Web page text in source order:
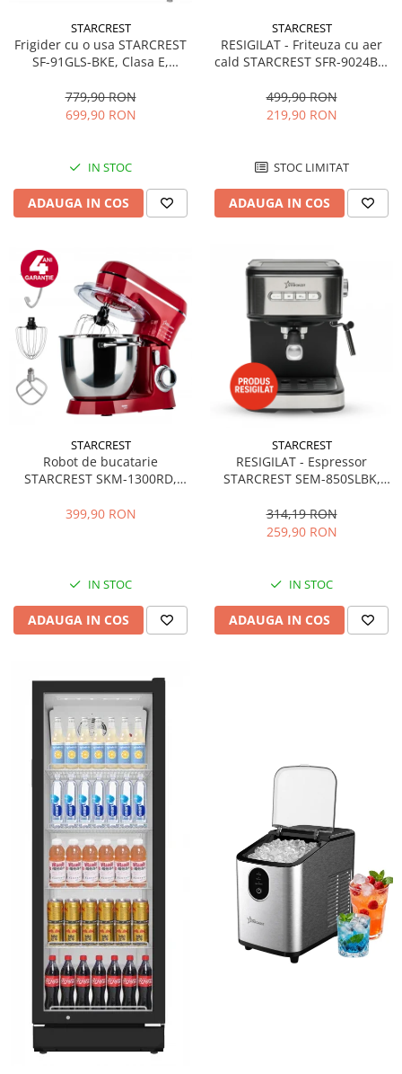
STARCREST
Frigider cu o usa STARCREST
SF-91GLS-BKE, Clasa E,
interioara, H 83 cm, Sticla
Neagra
779,90 RON
699,90 RON
IN STOC
ADAUGA IN COS
STARCREST
RESIGILAT - Friteuza cu aer
cald STARCREST SFR-9024BK,
Termostat 80 - 200 °C, 12
programe, Negru
499,90 RON
219,90 RON
STOC LIMITAT
ADAUGA IN COS
STARCREST
Robot de bucatarie
STARCREST SKM-1300RD,
Accesorii, 10 Viteze + Pulse,
399,90 RON
IN STOC
ADAUGA IN COS
STARCREST
RESIGILAT - Espressor
STARCREST SEM-850SLBK,
detasabil 1.5L, dispozitiv
spumare, filtru dublu din
314,19 RON
259,90 RON
IN STOC
ADAUGA IN COS